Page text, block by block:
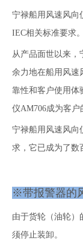
宁禄船用风速风向
IEC相关标准要求。
从产品面世以来，
余力地在船用风速
靠性和客户使用体
仪AM706成为客户
宁禄船用风速风向
求，它已成为了数
※带报警器的
由于货轮（油轮）
须停止装卸。